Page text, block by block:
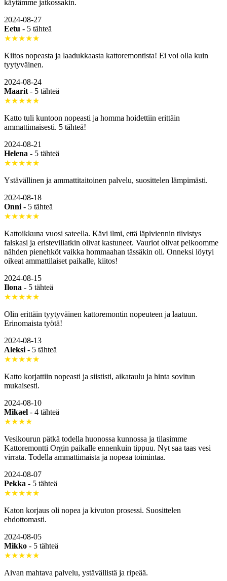
käytämme jatkossakin.
2024-08-27
Eetu - 5 tähteä
★★★★★
Kiitos nopeasta ja laadukkaasta kattoremontista! Ei voi olla kuin
tyytyväinen.
2024-08-24
Maarit - 5 tähteä
★★★★★
Katto tuli kuntoon nopeasti ja homma hoidettiin erittäin
ammattimaisesti. 5 tähteä!
2024-08-21
Helena - 5 tähteä
★★★★★
Ystävällinen ja ammattitaitoinen palvelu, suosittelen lämpimästi.
2024-08-18
Onni - 5 tähteä
★★★★★
Kattoikkuna vuosi sateella. Kävi ilmi, että läpiviennin tiivistys
falskasi ja eristevillatkin olivat kastuneet. Vauriot olivat pelkoomme
nähden pienehköt vaikka hommaahan tässäkin oli. Onneksi löytyi
oikeat ammattilaiset paikalle, kiitos!
2024-08-15
Ilona - 5 tähteä
★★★★★
Olin erittäin tyytyväinen kattoremontin nopeuteen ja laatuun.
Erinomaista työtä!
2024-08-13
Aleksi - 5 tähteä
★★★★★
Katto korjattiin nopeasti ja siististi, aikataulu ja hinta sovitun
mukaisesti.
2024-08-10
Mikael - 4 tähteä
★★★★
Vesikourun pätkä todella huonossa kunnossa ja tilasimme
Kattoremontti Orgin paikalle ennenkuin tippuu. Nyt saa taas vesi
virrata. Todella ammattimaista ja nopeaa toimintaa.
2024-08-07
Pekka - 5 tähteä
★★★★★
Katon korjaus oli nopea ja kivuton prosessi. Suosittelen
ehdottomasti.
2024-08-05
Mikko - 5 tähteä
★★★★★
Aivan mahtava palvelu, ystävällistä ja ripeää.